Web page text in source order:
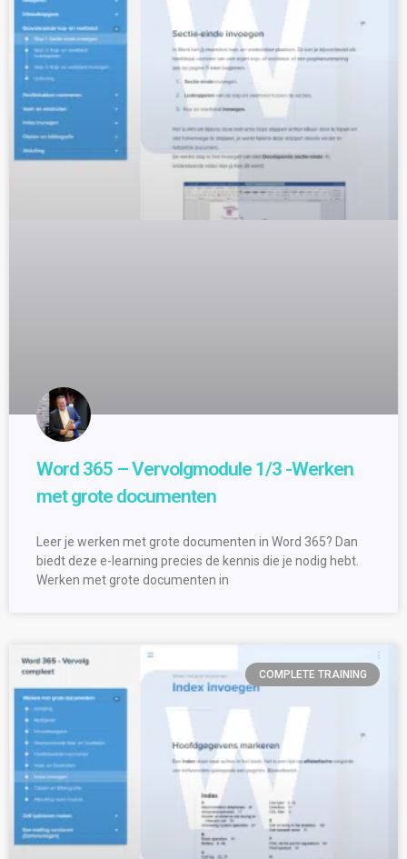
Word 365 – Vervolgmodule 1/3 -Werken
met grote documenten
Leer je werken met grote documenten in Word 365? Dan
biedt deze e-learning precies de kennis die je nodig hebt.
Werken met grote documenten in
COMPLETE TRAINING